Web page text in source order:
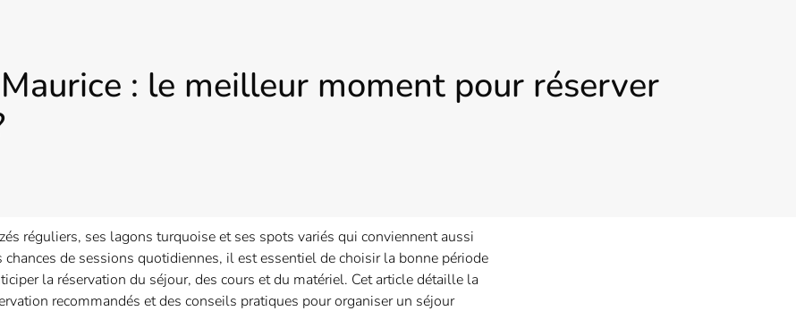
: le meilleur moment pour réserver
réguliers, ses lagons turquoise et ses spots variés qui conviennent aussi
de sessions quotidiennes, il est essentiel de choisir la bonne période
la réservation du séjour, des cours et du matériel. Cet article détaille la
recommandés et des conseils pratiques pour organiser un séjour